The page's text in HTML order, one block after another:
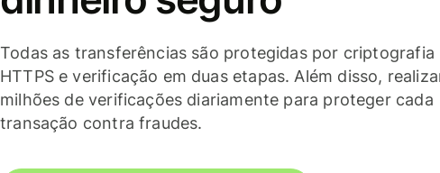
Todas as transferências são protegidas por criptografia
HTTPS e verificação em duas etapas. Além disso,
milhões de verificações diariamente para proteger cada
transação contra fraudes.